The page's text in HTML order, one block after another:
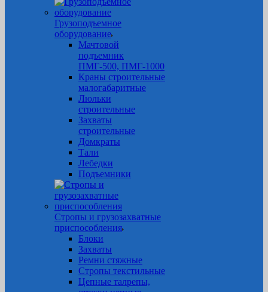
Грузоподъемное
оборудование
Мачтовой
подъемник
ПМГ-500, ПМГ-1000
Краны строительные
малогабаритные
Люльки
строительные
Захваты
строительные
Домкраты
Тали
Лебедки
Подъемники
Стропы и грузозахватные
приспособления
Блоки
Захваты
Ремни стяжные
Стропы текстильные
Цепные талрепы,